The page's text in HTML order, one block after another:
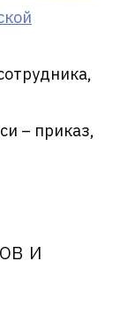
– приказ,
и